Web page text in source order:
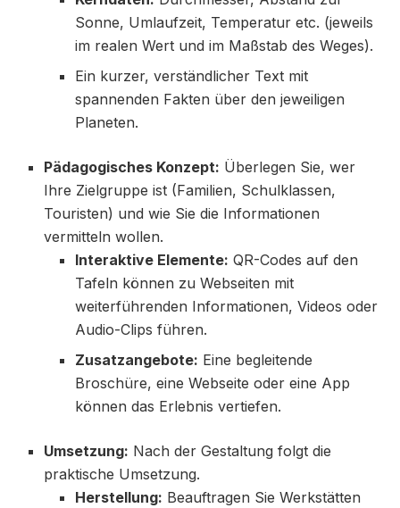
Sonne, Umlaufzeit, Temperatur etc. (jeweils
im realen Wert und im Maßstab des Weges).
Ein kurzer, verständlicher Text mit
spannenden Fakten über den jeweiligen
Planeten.
Pädagogisches Konzept: Überlegen Sie, wer
Ihre Zielgruppe ist (Familien, Schulklassen,
Touristen) und wie Sie die Informationen
vermitteln wollen.
Interaktive Elemente: QR-Codes auf den
Tafeln können zu Webseiten mit
weiterführenden Informationen, Videos oder
Audio-Clips führen.
Zusatzangebote: Eine begleitende
Broschüre, eine Webseite oder eine App
können das Erlebnis vertiefen.
Umsetzung: Nach der Gestaltung folgt die
praktische Umsetzung.
Herstellung: Beauftragen Sie Werkstätten